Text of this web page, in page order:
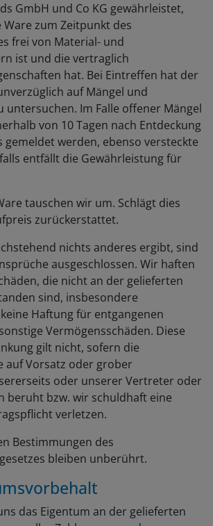
GmbH und Co KG gewährleistet,
zum Zeitpunkt des
frei von Material- und
ist und die vertraglich
hat. Bei Eintreffen hat der
auf Mängel und
untersuchen. Im Falle offener Mängel
von 10 Tagen nach Entdeckung
gemeldet werden, ebenso versteckte
entfällt die Gewährleistung für
tauschen wir um. Schlägt dies
zurückerstattet.
nichts anderes ergibt, sind
ausgeschlossen. Wir haften
die nicht an der gelieferten
sind, insbesondere
Haftung für entgangenen
Vermögensschäden. Diese
gilt nicht, sofern die
auf Vorsatz oder grober
oder unserer Vertreter oder
beruht bzw. wir schuldhaft eine
verletzen.
Bestimmungen des
bleiben unberührt.
das Eigentum an der gelieferten